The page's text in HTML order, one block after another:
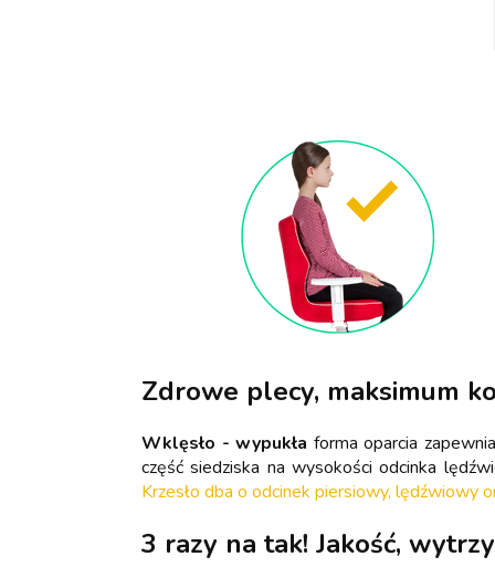
Zdrowe plecy, maksimum
Wklęsło - wypukła forma oparcia
część siedziska na wysokości odcinka
Krzesło dba o odcinek piersiowy, lędźwiowy
3 razy na tak! Jakość,